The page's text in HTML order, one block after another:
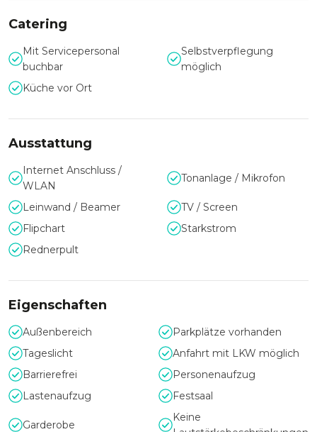
Auf einer großzügigen Fläche von 250 Quadratmetern
Personen. Von geschäftlichen Veranstaltungen bis hin zu
privaten Feiern ist die Eiskanal Eventlocation flexibel und
passt sich den individuellen Anforderungen jeder
Modernes Design trifft sportliches
Flair
strahlt die Location stilvolle Eleganz aus. Gleichzeitig
vermittelt die Nähe zum Eiskanal ein sportlich-dynamisches
Flair, das besonders für besondere Firmenevents, Seminare
oder Produktpräsentationen einen inspirierenden Rahmen
Catering
Mit Servicepersonal
buchbar
Selbstverpflegung
möglich
Küche vor Ort
Ausstattung
Internet Anschluss /
WLAN
Tonanlage / Mikrofon
Leinwand / Beamer
TV / Screen
Flipchart
Starkstrom
Rednerpult
Eigenschaften
Außenbereich
Parkplätze vorhanden
Tageslicht
Anfahrt mit LKW möglich
Barrierefrei
Personenaufzug
Lastenaufzug
Festsaal
Garderobe
Keine